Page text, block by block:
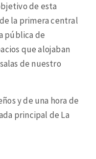
de esta
la primera central
pública de
que alojaban
de nuestro
y de una hora de
principal de La